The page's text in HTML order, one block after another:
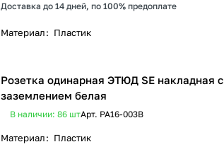
Доставка до 14 дней, по 100% предоплате
Материал: Пластик
Розетка одинарная ЭТЮД SE накладная с
заземлением белая
В наличии: 86 штАрт. PA16-003B
Материал: Пластик